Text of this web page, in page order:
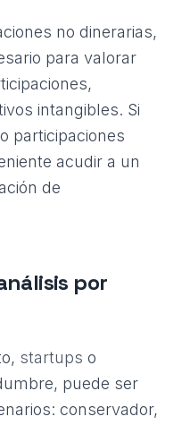
no dinerarias,
para valorar
intangibles. Si
participaciones
acudir a un
de
por
startups o
puede ser
conservador,